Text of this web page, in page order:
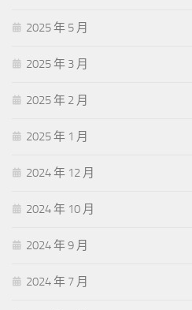
2025 年 5 月
2025 年 3 月
2025 年 2 月
2025 年 1 月
2024 年 12 月
2024 年 10 月
2024 年 9 月
2024 年 7 月